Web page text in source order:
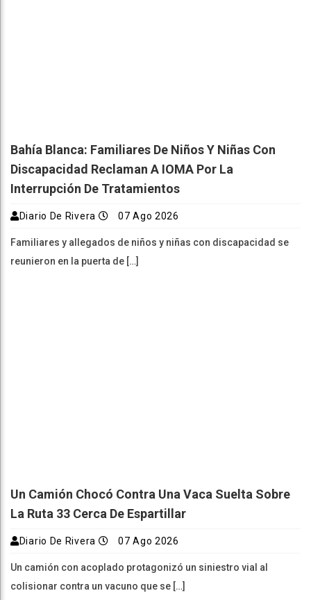
Bahía Blanca: Familiares De Niños Y Niñas Con
Discapacidad Reclaman A IOMA Por La
Interrupción De Tratamientos
Diario De Rivera 07 Ago 2026
Familiares y allegados de niños y niñas con discapacidad se
reunieron en la puerta de […]
Un Camión Chocó Contra Una Vaca Suelta Sobre
La Ruta 33 Cerca De Espartillar
Diario De Rivera 07 Ago 2026
Un camión con acoplado protagonizó un siniestro vial al
colisionar contra un vacuno que se […]